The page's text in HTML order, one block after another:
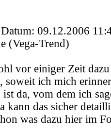
09.12.2006
(Vega-Trend)
vor einiger Zeit
soweit ich mich
da, vom dem ich
kann das sicher
was dazu hier im